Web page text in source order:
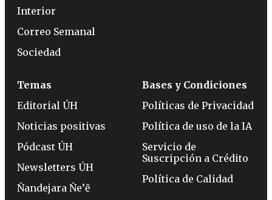
Interior
Correo Semanal
Sociedad
Temas
Editorial ÚH
Noticias positivas
Pódcast ÚH
Newsletters ÚH
Ñandejara Ñe’ẽ
Bases y Condiciones
Políticas de Privacidad
Política de uso de la IA
Servicio de
Suscripción a Crédito
Política de Calidad